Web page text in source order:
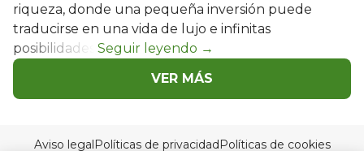
riqueza, donde una pequeña inversión puede
traducirse en una vida de lujo e infinitas
posibilidades.
VER MÁS
Aviso legalPolíticas de privacidadPolíticas de cookies